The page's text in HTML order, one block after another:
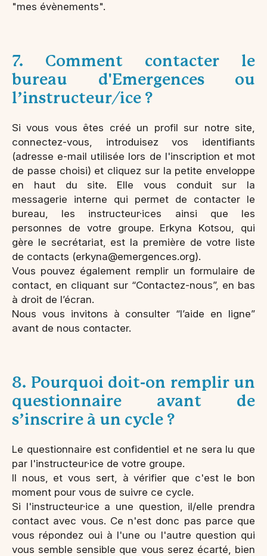
"mes évènements".
7. Comment contacter le
bureau d'Emergences ou
l’instructeur/ice ?
Si vous vous êtes créé un profil sur notre site,
connectez-vous, introduisez vos identifiants
(adresse e-mail utilisée lors de l'inscription et mot
de passe choisi) et cliquez sur la petite enveloppe
en haut du site. Elle vous conduit sur la
messagerie interne qui permet de contacter le
bureau, les instructeur·ices ainsi que les
personnes de votre groupe. Erkyna Kotsou, qui
gère le secrétariat, est la première de votre liste
de contacts (erkyna@emergences.org).
Vous pouvez également remplir un formulaire de
contact, en cliquant sur “Contactez-nous”, en bas
à droit de l’écran.
Nous vous invitons à consulter “l’aide en ligne”
avant de nous contacter.
8. Pourquoi doit-on remplir un
questionnaire avant de
s’inscrire à un cycle ?
Le questionnaire est confidentiel et ne sera lu que
par l'instructeur·ice de votre groupe.
Il nous, et vous sert, à vérifier que c'est le bon
moment pour vous de suivre ce cycle.
Si l'instructeur·ice a une question, il/elle prendra
contact avec vous. Ce n'est donc pas parce que
vous répondez oui à l'une ou l'autre question qui
vous semble sensible que vous serez écarté, bien